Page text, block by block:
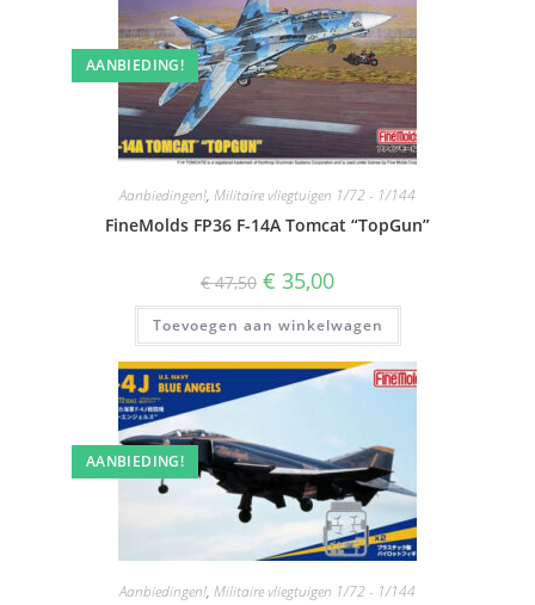
AANBIEDING!
Aanbiedingen!, Militaire vliegtuigen 1/72 - 1/144
FineMolds FP36 F-14A Tomcat “TopGun”
€47,50 Oorspronkelijke
prijs
was:
€ 47,50.
€ 35,00Huidige
is:
€ 35,00.
Toevoegen aan winkelwagen
AANBIEDING!
Aanbiedingen!, Militaire vliegtuigen 1/72 - 1/144